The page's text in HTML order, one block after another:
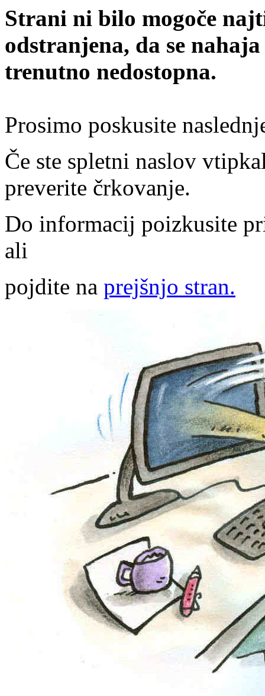
Strani ni bilo mogoče
odstranjena, da se
trenutno nedostopna.
Prosimo poskusite
Če ste spletni naslov
preverite črkovanje.
Do informacij poizkusite
ali
pojdite na prejšnjo stran.